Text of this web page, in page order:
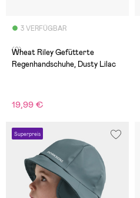
3 VERFÜGBAR
(0)
Wheat Riley Gefütterte
Regenhandschuhe, Dusty Lilac
19,99 €
Superpreis